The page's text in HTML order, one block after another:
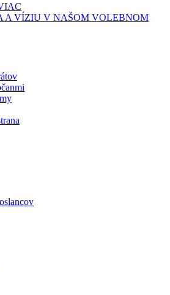
A VÍZIU V NAŠOM VOLEBNOM